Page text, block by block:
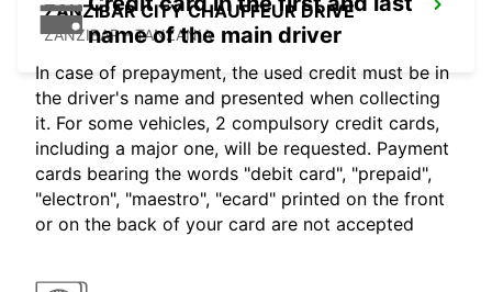
ZANZIBAR CITY CHAUFFEUR DRIVE
ZANZIBAR - TANZANIA
name of the main driver
In case of prepayment, the used credit must be in
the driver's name and presented when collecting
it. For some vehicles, 2 compulsory credit cards,
including a major one, will be requested. Payment
cards bearing the words "debit card", "prepaid",
"electron", "maestro", "ecard" printed on the front
or on the back of your card are not accepted